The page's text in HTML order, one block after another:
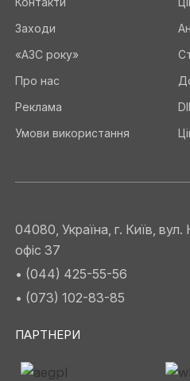
Заходи
«АЗС року»
Про нас
Реклама
Умови використання
04080, Україна, г. Київ, вул.
офіс 37
• (044) 425-55-56
• (073) 102-83-85
ПАРТНЕРИ